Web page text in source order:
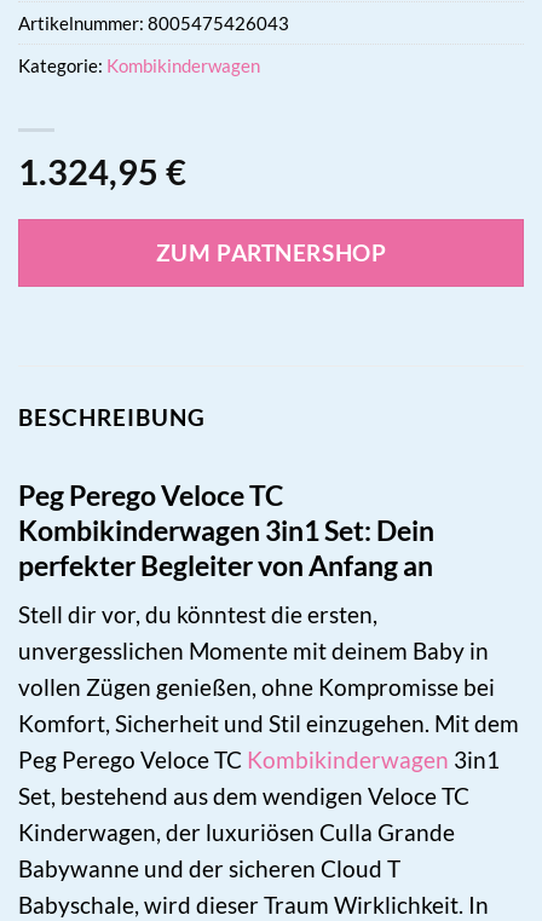
1.324,95 €
ZUM PARTNERSHOP
Artikelnummer: 8005475426043
Kategorie: Kombikinderwagen
BESCHREIBUNG
Peg Perego Veloce TC
Kombikinderwagen 3in1 Set: Dein
perfekter Begleiter von Anfang an
Stell dir vor, du könntest die ersten,
unvergesslichen Momente mit deinem Baby in
vollen Zügen genießen, ohne Kompromisse bei
Komfort, Sicherheit und Stil einzugehen. Mit dem
Peg Perego Veloce TC Kombikinderwagen 3in1
Set, bestehend aus dem wendigen Veloce TC
Kinderwagen, der luxuriösen Culla Grande
Babywanne und der sicheren Cloud T
Babyschale, wird dieser Traum Wirklichkeit. In